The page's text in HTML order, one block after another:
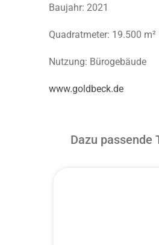
Baujahr: 2021
Quadratmeter: 19.500 m²
Nutzung: Bürogebäude
www.goldbeck.de
Dazu passende